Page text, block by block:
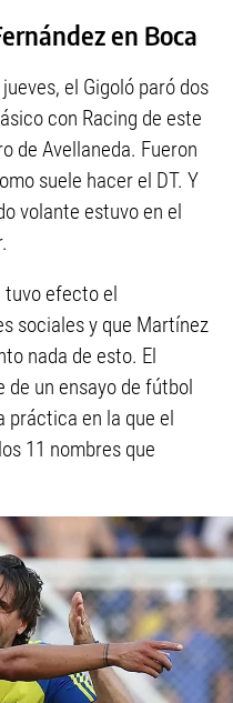
en Boca
el Gigoló paró dos
con Racing de este
de Avellaneda. Fueron
suele hacer el DT. Y
volante estuvo en el
tuvo efecto el
sociales y que Martínez
nada de esto. El
un ensayo de fútbol
práctica en la que el
11 nombres que